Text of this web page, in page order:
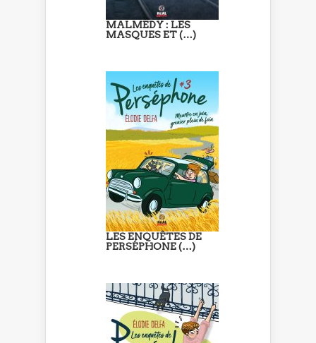
MALMEDY : LES
MASQUES ET (…)
LES ENQUÊTES DE
PERSÉPHONE (…)